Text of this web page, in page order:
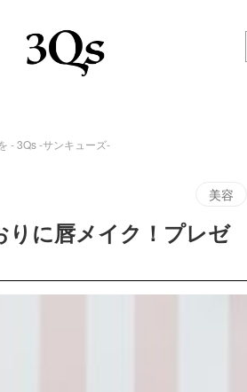
- 3Qs -サンキューズ-
美容
りに唇メイク！プレゼ